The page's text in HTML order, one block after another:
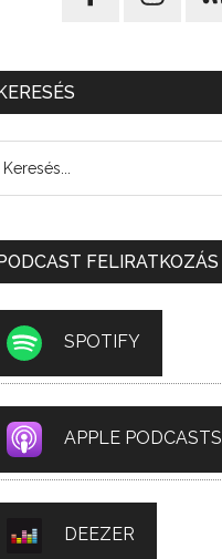
FELIRATKOZÁS
SPOTIFY
APPLE PODCASTS
DEEZER